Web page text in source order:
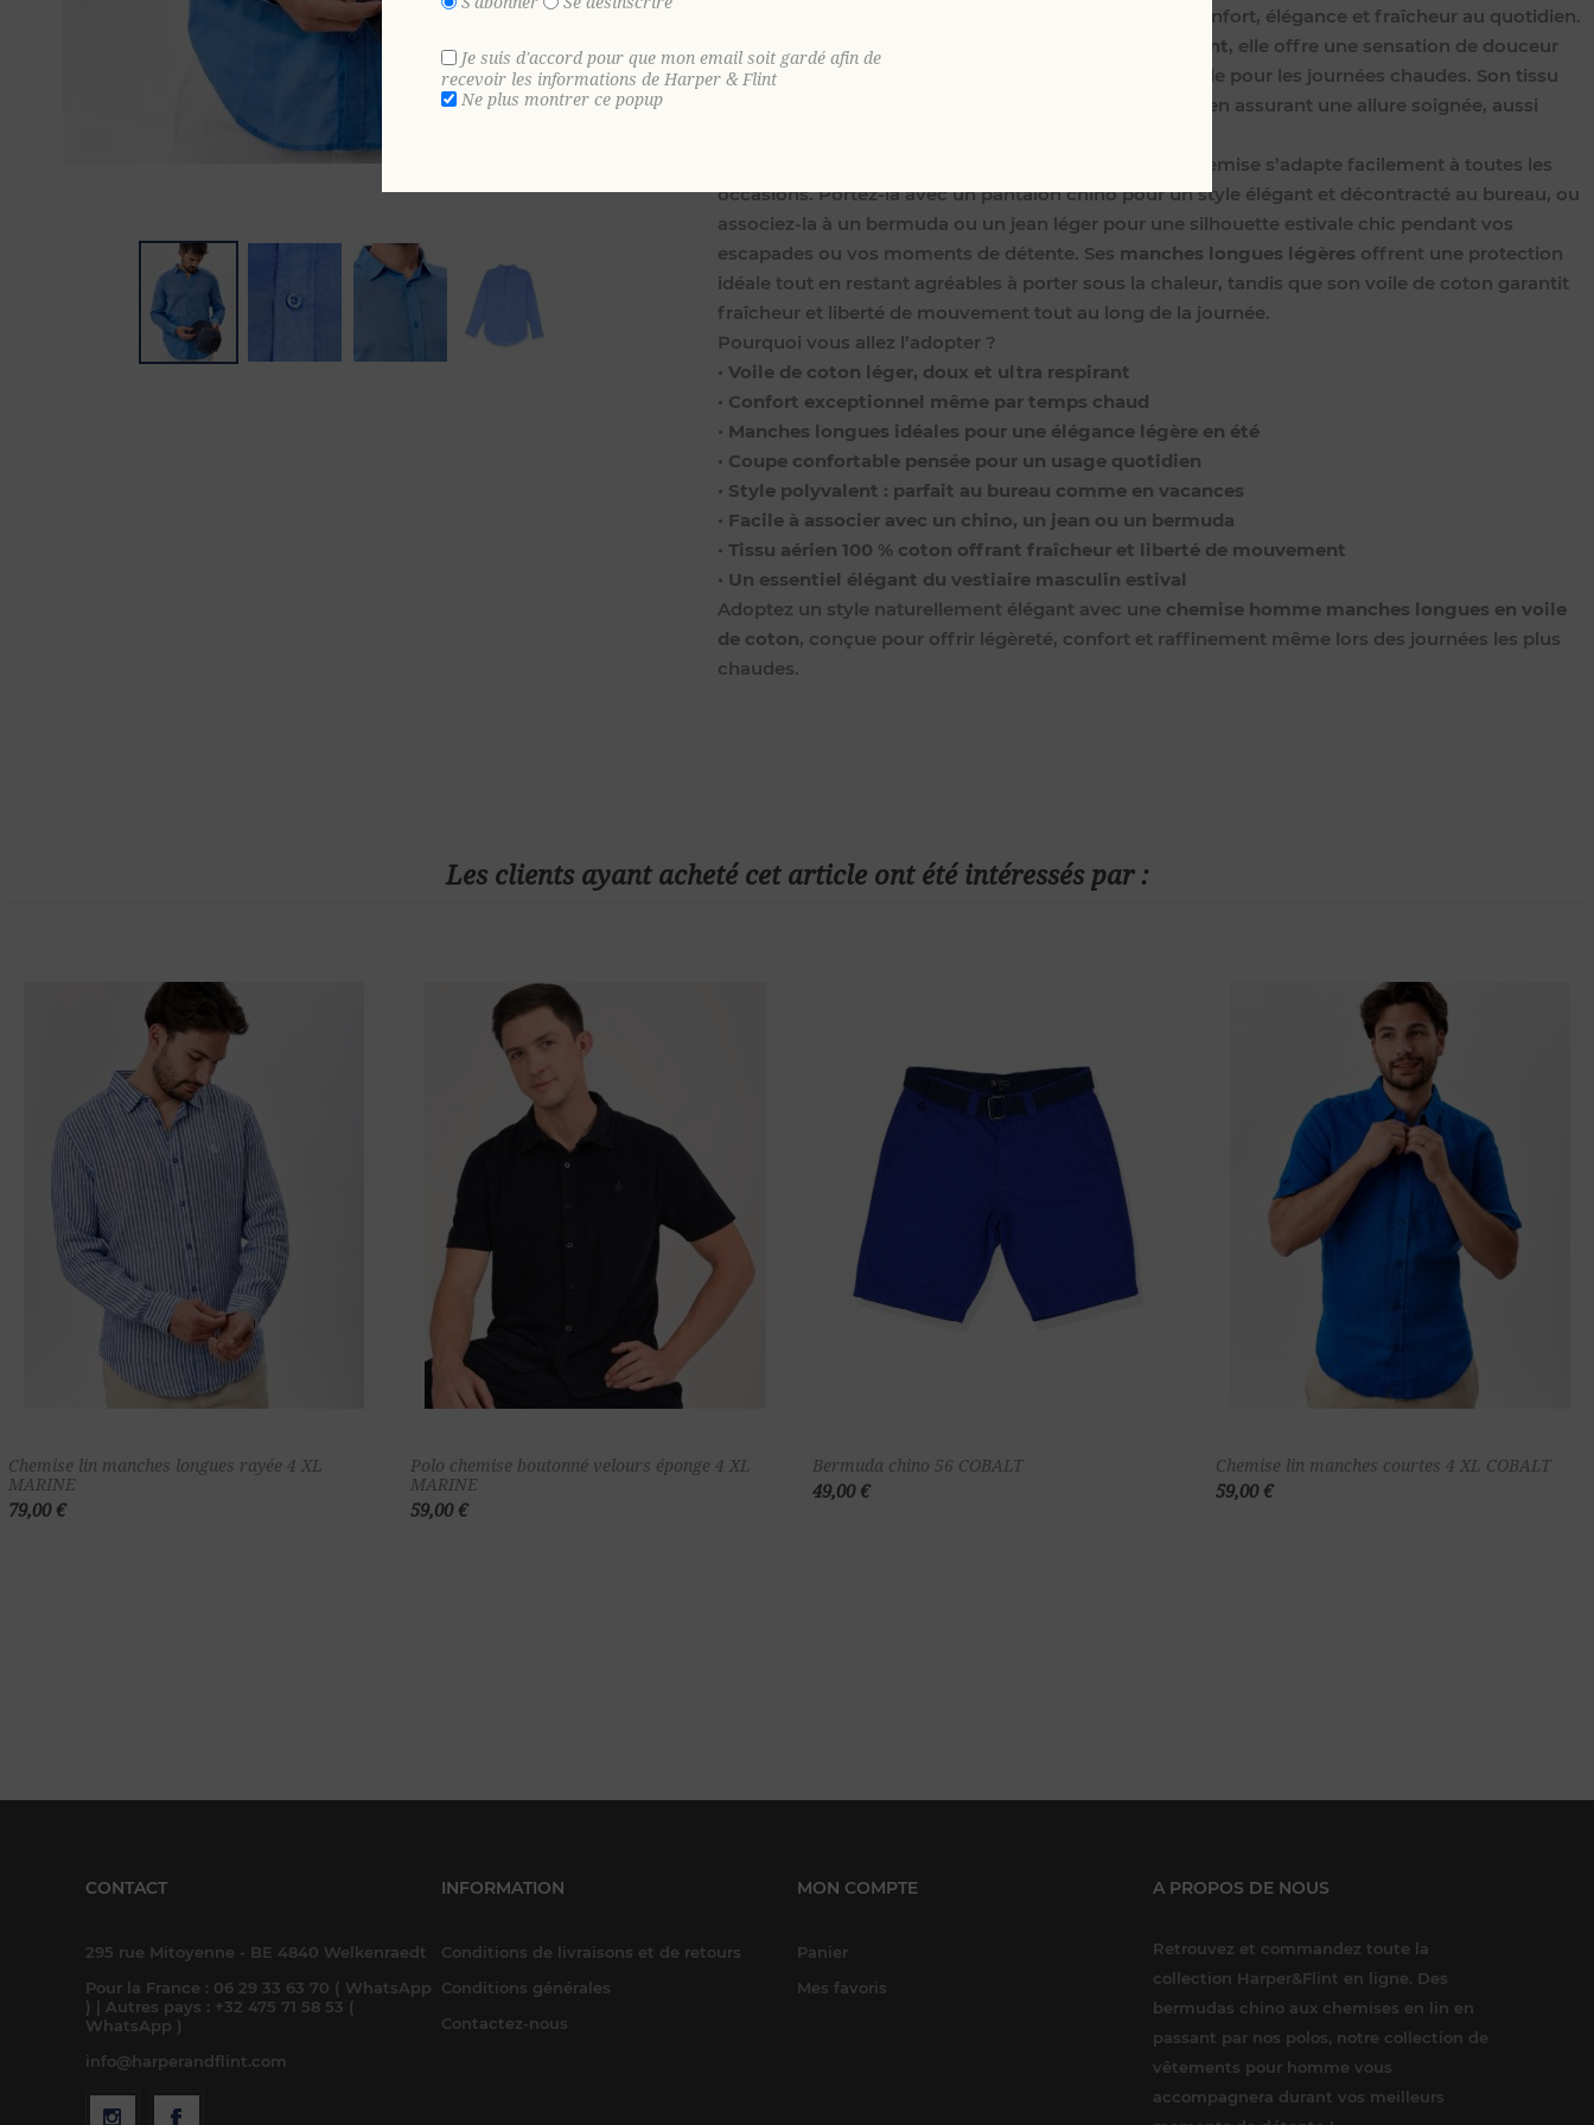
, une pièce essentielle pensée pour conjuguer confort, élégance et fraîcheur au quotidien.
Confectionnée dans un
voile de coton léger et respirant, elle offre une sensation de douceur
incomparable et laisse circuler l’air naturellement, idéale pour les journées chaudes. Son tissu
délicat et aérien procure un confort exceptionnel tout en assurant une allure soignée, aussi
, cette chemise s’adapte facilement à toutes les
occasions. Portez-la avec un pantalon chino pour un style élégant et décontracté au bureau, ou
associez-la à un bermuda ou un jean léger pour une silhouette estivale chic pendant vos
escapades ou vos moments de détente. Ses manches longues légères offrent une protection
idéale tout en restant agréables à porter sous la chaleur, tandis que son voile de coton garantit
fraîcheur et liberté de mouvement tout au long de la journée.
Pourquoi vous allez l’adopter ?
•Voile de coton léger, doux et ultra respirant
• Confort exceptionnel même par temps chaud
• Manches longues idéales pour une élégance légère en été
• Coupe confortable pensée pour un usage quotidien
• Style polyvalent : parfait au bureau comme en vacances
• Facile à associer avec un chino, un jean ou un bermuda
•Tissu aérien 100 % coton offrant fraîcheur et liberté de mouvement
• Un essentiel élégant du vestiaire masculin estival
Adoptez un style naturellement élégant avec une chemise homme manches longues en voile
de coton, conçue pour offrir légèreté, confort et raffinement même lors des journées les plus
chaudes.
Les clients ayant acheté cet article ont été intéressés par :
Ajouter au
Chemise lin manches longues rayée 4 XL
MARINE
79,00 €
Ajouter au
Polo chemise boutonné velours éponge 4 XL
MARINE
59,00 €
Ajouter au
Bermuda chino 56 COBALT
49,00 €
Ajouter au
Chemise lin manches courtes 4 XL COBALT
59,00 €
CONTACT
295 rue Mitoyenne - BE 4840 Welkenraedt
Pour la France : 06 29 33 63 70 ( WhatsApp
) | Autres pays : +32 475 71 58 53 (
WhatsApp )
info@harperandflint.com
INFORMATION
Conditions de livraisons et de retours
Conditions générales
Contactez-nous
MON COMPTE
Panier
Mes favoris
A PROPOS DE NOUS
Retrouvez et commandez toute la
collection Harper&Flint en ligne. Des
bermudas chino aux chemises en lin en
passant par nos polos, notre collection de
vêtements pour homme vous
accompagnera durant vos meilleurs
Je suis d'accord pour que mon email soit gardé afin de
recevoir les informations de Harper & Flint
Ne plus montrer ce popup